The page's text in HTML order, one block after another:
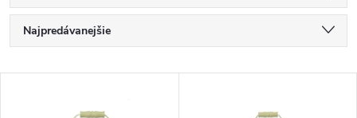
a
d
Najpredávanejšie
V